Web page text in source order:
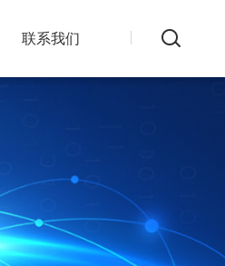
联系我们